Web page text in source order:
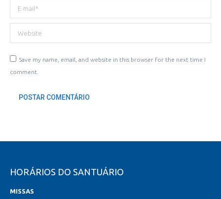
E-mail *
Website
Save my name, email, and website in this browser for the next time I
comment.
POSTAR COMENTÁRIO
HORÁRIOS DO SANTUÁRIO
MISSAS